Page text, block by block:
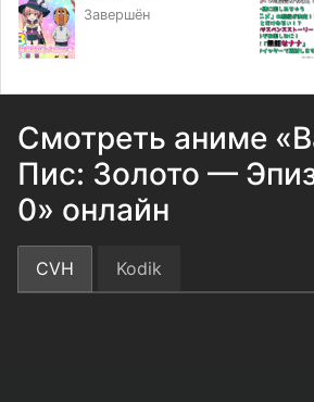
Завершён
Смотреть аниме
Пис: Золото —
0» онлайн
CVH Kodik